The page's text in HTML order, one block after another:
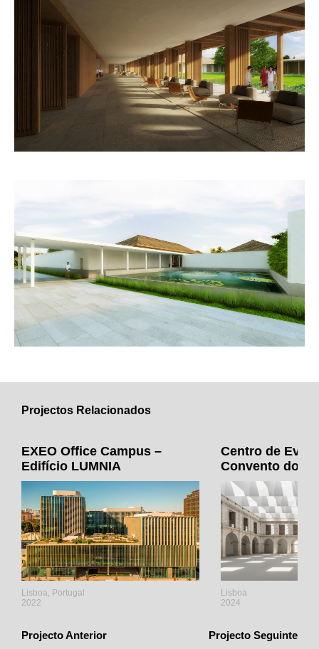
Projectos Relacionados
EXEO Office Campus –
Edifício LUMNIA
Lisboa, Portugal
2022
Centro de
Convento do
Lisboa
2024
Projecto Anterior Projecto Seguinte